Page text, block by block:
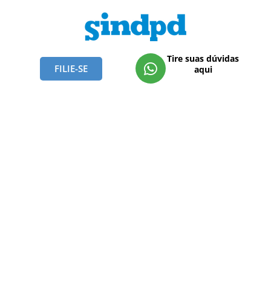
FILIE-SE
Tire suas dúvidas
aqui